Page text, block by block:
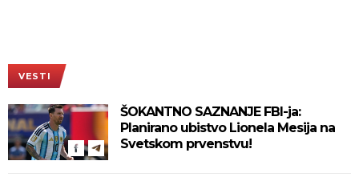
VESTI
ŠOKANTNO SAZNANJE FBI-ja:
Planirano ubistvo Lionela Mesija na
Svetskom prvenstvu!